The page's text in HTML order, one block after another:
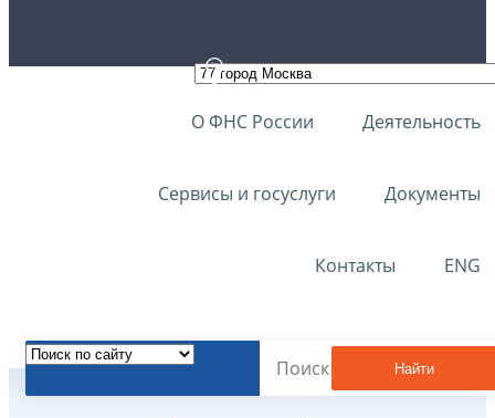
О ФНС России Деятельность
Сервисы и госуслуги Документы
Контакты ENG
Найти